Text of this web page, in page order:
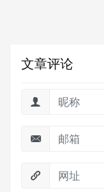
文章评论